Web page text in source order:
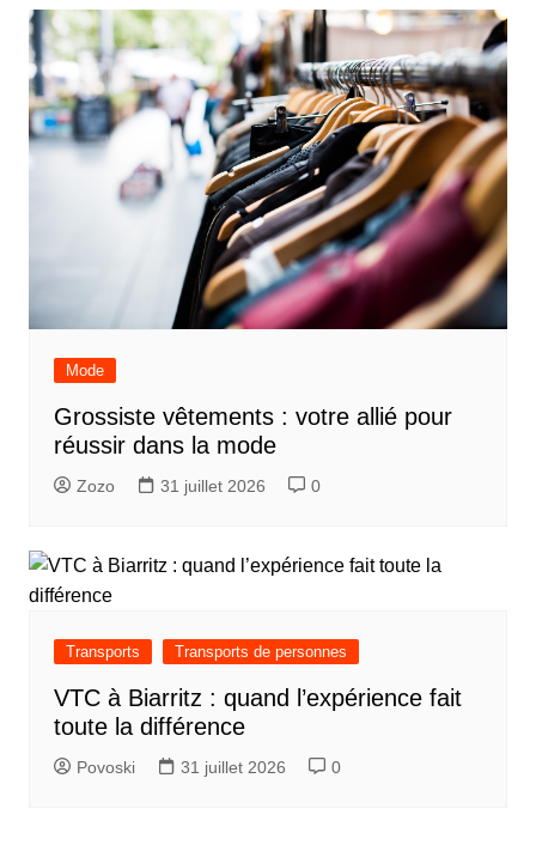
Mode
Grossiste vêtements : votre allié pour
réussir dans la mode
Zozo 31 juillet 2026 0
Transports Transports de personnes
VTC à Biarritz : quand l’expérience fait
toute la différence
Povoski 31 juillet 2026 0